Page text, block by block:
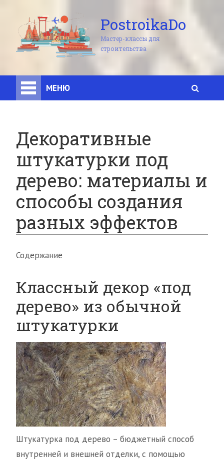
PostroikaDo
Мастер-классы для
строительства
МЕНЮ
Декоративные
штукатурки под
дерево: материалы и
способы создания
разных эффектов
Содержание
Классный декор «под
дерево» из обычной
штукатурки
Штукатурка под дерево – бюджетный способ
внутренней и внешней отделки, с помощью